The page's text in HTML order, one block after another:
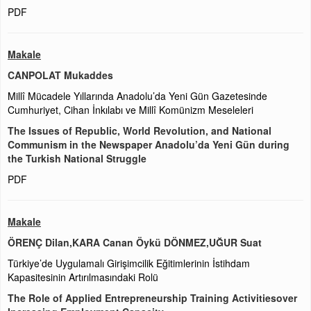
PDF
Makale
CANPOLAT Mukaddes
Millî Mücadele Yıllarında Anadolu’da Yeni Gün Gazetesinde
Cumhuriyet, Cihan İnkılabı ve Millî Komünizm Meseleleri
The Issues of Republic, World Revolution, and National
Communism in the Newspaper Anadolu’da Yeni Gün during
the Turkish National Struggle
PDF
Makale
ÖRENÇ Dilan,KARA Canan Öykü DÖNMEZ,UĞUR Suat
Türkiye’de Uygulamalı Girişimcilik Eğitimlerinin İstihdam
Kapasitesinin Artırılmasındaki Rolü
The Role of Applied Entrepreneurship Training Activitiesover